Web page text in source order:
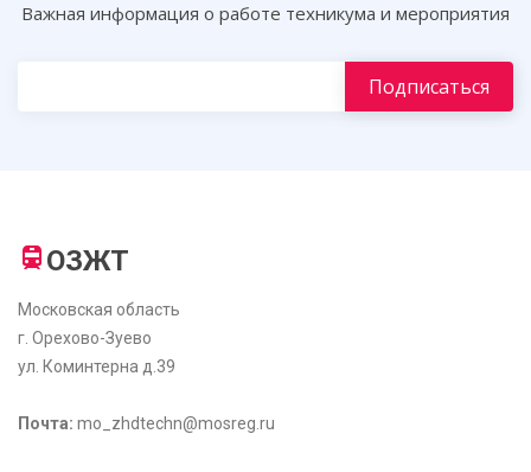
Важная информация о работе техникума и мероприятия
ОЗЖТ
Московская область
г. Орехово-Зуево
ул. Коминтерна д.39
Почта: mo_zhdtechn@mosreg.ru